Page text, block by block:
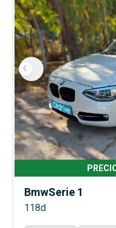
BmwSerie 1
118d